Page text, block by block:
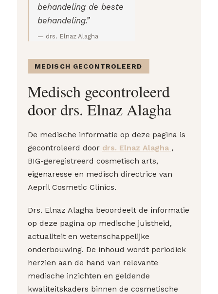
behandeling de beste
behandeling.”
— drs. Elnaz Alagha
MEDISCH GECONTROLEERD
Medisch gecontroleerd
door drs. Elnaz Alagha
De medische informatie op deze pagina is
gecontroleerd door drs. Elnaz Alagha ,
BIG-geregistreerd cosmetisch arts,
eigenaresse en medisch directrice van
Aepril Cosmetic Clinics.
Drs. Elnaz Alagha beoordeelt de informatie
op deze pagina op medische juistheid,
actualiteit en wetenschappelijke
onderbouwing. De inhoud wordt periodiek
herzien aan de hand van relevante
medische inzichten en geldende
kwaliteitskaders binnen de cosmetische